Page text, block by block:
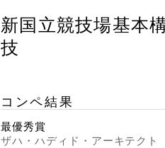
新国立競技場基本
技
コンペ結果
最優秀賞
ザハ・ハディド・アーキテクト